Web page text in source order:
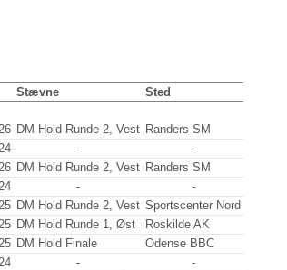
Stævne
Sted
DM Hold Runde 2, Vest Randers SM
-
-
DM Hold Runde 2, Vest Randers SM
-
-
DM Hold Runde 2, Vest Sportscenter Nord
DM Hold Runde 1, Øst
Roskilde AK
DM Hold Finale
Odense BBC
-
-